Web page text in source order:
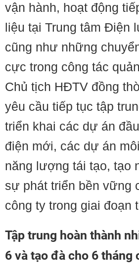
vận hành, hoạt động
liệu tại Trung tâm Điện
cũng như những
cực trong công tác
Chủ tịch HĐTV đồng
yêu cầu tiếp tục tập
triển khai các dự án
điện mới, các dự án
năng lượng tái tạo, tạo
sự phát triển bền vững
công ty trong giai đoạn
Tập trung hoàn thành
6 và tạo đà cho 6 tháng